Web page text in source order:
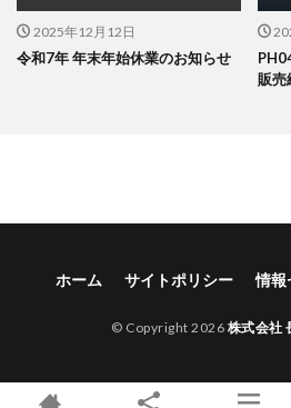
2025年12月12日
令和7年 年末年始休業のお知らせ
販売
ホーム サイトポリシー 情報
© Copyright 2026 株式会社